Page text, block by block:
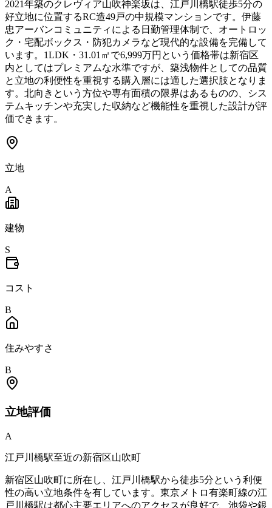
2021年築のクレヴィア山吹神楽坂は、江戸川橋駅徒歩5分の
好立地に位置するRC造49戸の中規模マンションです。伊藤
忠アーバンコミュニティによる日勤管理体制で、オートロッ
ク・宅配ボックス・防犯カメラなど現代的な設備を完備して
います。1LDK・31.01㎡で6,999万円という価格帯は新宿区
内としてはプレミアムな水準ですが、築浅物件としての品質
と立地の利便性を重視する購入層には適した選択肢となりま
す。北向きという方位や専有面積の限界はあるものの、シス
テムキッチンや充実した収納など機能性を重視した設計が評
価できます。
立地
A
建物
S
コスト
B
住みやすさ
B
立地評価
A
江戸川橋駅至近の新宿区山吹町
新宿区山吹町に所在し、江戸川橋駅から徒歩5分という利便
性の高い立地条件を有しています。東京メトロ有楽町線の江
戸川橋駅は都心主要エリアへのアクセスが良好で、池袋や銀